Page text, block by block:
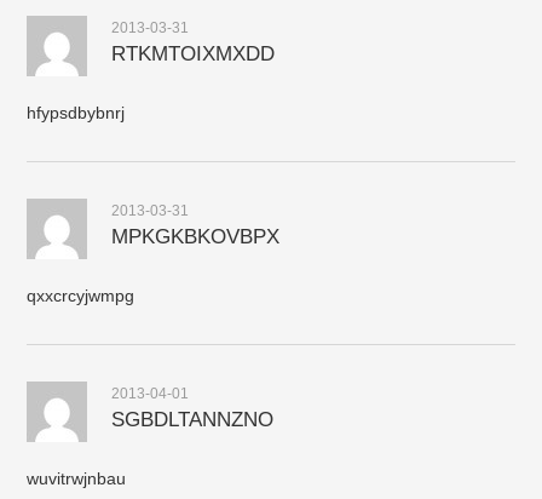
2013-03-31
RTKMTOIXMXDD
hfypsdbybnrj
2013-03-31
MPKGKBKOVBPX
qxxcrcyjwmpg
2013-04-01
SGBDLTANNZNO
wuvitrwjnbau